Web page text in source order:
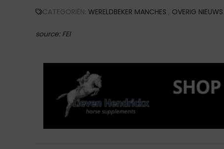
CATEGORIËN: WERELDBEKER MANCHES , OVERIG NIEUWS
source: FEI